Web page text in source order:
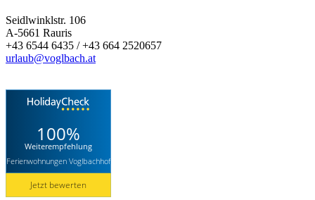
Seidlwinklstr. 106
A-5661 Rauris
+43 6544 6435 / +43 664 2520657
urlaub@voglbach.at
100%
Weiterempfehlung
Ferienwohnungen Voglbachhof
Jetzt bewerten